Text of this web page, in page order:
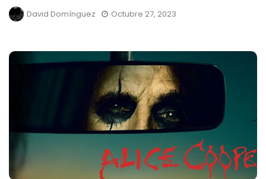
David Domínguez Octubre 27, 2023